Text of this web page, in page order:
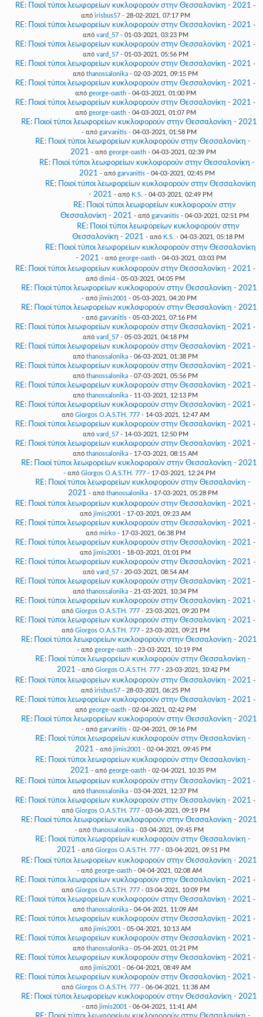
RE: Ποιοί τύποι λεωφορείων κυκλοφορούν στην Θεσσαλονίκη - 2021 -
από irisbus57- 28-02-2021, 07:17 PM
RE: Ποιοί τύποι λεωφορείων κυκλοφορούν στην Θεσσαλονίκη - 2021 -
από vard_57- 01-03-2021, 03:23 PM
RE: Ποιοί τύποι λεωφορείων κυκλοφορούν στην Θεσσαλονίκη - 2021 -
από vard_57- 01-03-2021, 05:56 PM
RE: Ποιοί τύποι λεωφορείων κυκλοφορούν στην Θεσσαλονίκη - 2021 -
από thanossalonika - 02-03-2021, 09:15 PM
RE: Ποιοί τύποι λεωφορείων κυκλοφορούν στην Θεσσαλονίκη - 2021 -
από george-oasth- 04-03-2021, 01:00 PM
RE: Ποιοί τύποι λεωφορείων κυκλοφορούν στην Θεσσαλονίκη - 2021 -
από george-oasth- 04-03-2021, 01:07 PM
RE: Ποιοί τύποι λεωφορείων κυκλοφορούν στην Θεσσαλονίκη - 2021
- από garvanitis - 04-03-2021, 01:58 PM
RE: Ποιοί τύποι λεωφορείων κυκλοφορούν στην Θεσσαλονίκη -
2021 - από george-oasth- 04-03-2021, 02:39 PM
RE: Ποιοί τύποι λεωφορείων κυκλοφορούν στην Θεσσαλονίκη -
2021 - από garvanitis- 04-03-2021, 02:45 PM
RE: Ποιοί τύποι λεωφορείων κυκλοφορούν στην Θεσσαλονίκη
- 2021 - από K.S. - 04-03-2021, 02:49 PM
RE: Ποιοί τύποι λεωφορείων κυκλοφορούν στην
Θεσσαλονίκη - 2021 - από garvanitis- 04-03-2021, 02:51 PM
RE: Ποιοί τύποι λεωφορείων κυκλοφορούν στην
Θεσσαλονίκη - 2021 - από K.S. - 04-03-2021, 05:18 PM
RE: Ποιοί τύποι λεωφορείων κυκλοφορούν στην Θεσσαλονίκη
- 2021 - από george-oasth- 04-03-2021, 03:03 PM
RE: Ποιοί τύποι λεωφορείων κυκλοφορούν στην Θεσσαλονίκη - 2021 -
από dimi4 - 05-03-2021, 04:05 PM
RE: Ποιοί τύποι λεωφορείων κυκλοφορούν στην Θεσσαλονίκη - 2021
- από jimis2001 - 05-03-2021, 04:20 PM
RE: Ποιοί τύποι λεωφορείων κυκλοφορούν στην Θεσσαλονίκη - 2021
- από garvanitis - 05-03-2021, 07:16 PM
RE: Ποιοί τύποι λεωφορείων κυκλοφορούν στην Θεσσαλονίκη - 2021 -
από vard_57- 05-03-2021, 04:18 PM
RE: Ποιοί τύποι λεωφορείων κυκλοφορούν στην Θεσσαλονίκη - 2021 -
από thanossalonika - 06-03-2021, 01:38 PM
RE: Ποιοί τύποι λεωφορείων κυκλοφορούν στην Θεσσαλονίκη - 2021 -
από thanossalonika - 07-03-2021, 05:56 PM
RE: Ποιοί τύποι λεωφορείων κυκλοφορούν στην Θεσσαλονίκη - 2021 -
από thanossalonika - 11-03-2021, 12:13 PM
RE: Ποιοί τύποι λεωφορείων κυκλοφορούν στην Θεσσαλονίκη - 2021 -
από Giorgos O.A.S.TH. 777- 14-03-2021, 12:47 AM
RE: Ποιοί τύποι λεωφορείων κυκλοφορούν στην Θεσσαλονίκη - 2021 -
από vard_57- 14-03-2021, 12:50 PM
RE: Ποιοί τύποι λεωφορείων κυκλοφορούν στην Θεσσαλονίκη - 2021 -
από thanossalonika - 17-03-2021, 08:15 AM
RE: Ποιοί τύποι λεωφορείων κυκλοφορούν στην Θεσσαλονίκη - 2021
- από Giorgos O.A.S.TH. 777- 17-03-2021, 12:24 PM
RE: Ποιοί τύποι λεωφορείων κυκλοφορούν στην Θεσσαλονίκη -
2021 - από thanossalonika - 17-03-2021, 05:28 PM
RE: Ποιοί τύποι λεωφορείων κυκλοφορούν στην Θεσσαλονίκη - 2021 -
από jimis2001 - 17-03-2021, 09:23 AM
RE: Ποιοί τύποι λεωφορείων κυκλοφορούν στην Θεσσαλονίκη - 2021 -
από mirko- 17-03-2021, 06:38 PM
RE: Ποιοί τύποι λεωφορείων κυκλοφορούν στην Θεσσαλονίκη - 2021 -
από jimis2001 - 18-03-2021, 01:01 PM
RE: Ποιοί τύποι λεωφορείων κυκλοφορούν στην Θεσσαλονίκη - 2021 -
από vard_57- 20-03-2021, 08:54 AM
RE: Ποιοί τύποι λεωφορείων κυκλοφορούν στην Θεσσαλονίκη - 2021 -
από thanossalonika - 21-03-2021, 10:34 PM
RE: Ποιοί τύποι λεωφορείων κυκλοφορούν στην Θεσσαλονίκη - 2021 -
από Giorgos O.A.S.TH. 777- 23-03-2021, 09:20 PM
RE: Ποιοί τύποι λεωφορείων κυκλοφορούν στην Θεσσαλονίκη - 2021 -
από Giorgos O.A.S.TH. 777- 23-03-2021, 09:21 PM
RE: Ποιοί τύποι λεωφορείων κυκλοφορούν στην Θεσσαλονίκη - 2021
- από george-oasth- 23-03-2021, 10:19 PM
RE: Ποιοί τύποι λεωφορείων κυκλοφορούν στην Θεσσαλονίκη -
2021 - από Giorgos O.A.S.TH. 777- 23-03-2021, 10:42 PM
RE: Ποιοί τύποι λεωφορείων κυκλοφορούν στην Θεσσαλονίκη - 2021 -
από irisbus57- 28-03-2021, 06:25 PM
RE: Ποιοί τύποι λεωφορείων κυκλοφορούν στην Θεσσαλονίκη - 2021 -
από george-oasth- 02-04-2021, 02:42 PM
RE: Ποιοί τύποι λεωφορείων κυκλοφορούν στην Θεσσαλονίκη - 2021
- από garvanitis - 02-04-2021, 09:16 PM
RE: Ποιοί τύποι λεωφορείων κυκλοφορούν στην Θεσσαλονίκη -
2021 - από jimis2001 - 02-04-2021, 09:45 PM
RE: Ποιοί τύποι λεωφορείων κυκλοφορούν στην Θεσσαλονίκη -
2021 - από george-oasth- 02-04-2021, 10:35 PM
RE: Ποιοί τύποι λεωφορείων κυκλοφορούν στην Θεσσαλονίκη - 2021 -
από thanossalonika - 03-04-2021, 12:37 PM
RE: Ποιοί τύποι λεωφορείων κυκλοφορούν στην Θεσσαλονίκη - 2021 -
από Giorgos O.A.S.TH. 777- 03-04-2021, 09:19 PM
RE: Ποιοί τύποι λεωφορείων κυκλοφορούν στην Θεσσαλονίκη - 2021
- από thanossalonika - 03-04-2021, 09:45 PM
RE: Ποιοί τύποι λεωφορείων κυκλοφορούν στην Θεσσαλονίκη -
2021 - από Giorgos O.A.S.TH. 777- 03-04-2021, 09:51 PM
RE: Ποιοί τύποι λεωφορείων κυκλοφορούν στην Θεσσαλονίκη - 2021
- από george-oasth- 04-04-2021, 02:08 AM
RE: Ποιοί τύποι λεωφορείων κυκλοφορούν στην Θεσσαλονίκη - 2021 -
από Giorgos O.A.S.TH. 777- 03-04-2021, 10:09 PM
RE: Ποιοί τύποι λεωφορείων κυκλοφορούν στην Θεσσαλονίκη - 2021 -
από thanossalonika - 04-04-2021, 11:09 AM
RE: Ποιοί τύποι λεωφορείων κυκλοφορούν στην Θεσσαλονίκη - 2021 -
από jimis2001 - 05-04-2021, 10:13 AM
RE: Ποιοί τύποι λεωφορείων κυκλοφορούν στην Θεσσαλονίκη - 2021 -
από thanossalonika - 05-04-2021, 01:21 PM
RE: Ποιοί τύποι λεωφορείων κυκλοφορούν στην Θεσσαλονίκη - 2021 -
από jimis2001 - 06-04-2021, 08:49 AM
RE: Ποιοί τύποι λεωφορείων κυκλοφορούν στην Θεσσαλονίκη - 2021 -
από Giorgos O.A.S.TH. 777- 06-04-2021, 11:38 AM
RE: Ποιοί τύποι λεωφορείων κυκλοφορούν στην Θεσσαλονίκη - 2021
- από jimis2001 - 06-04-2021, 11:41 AM